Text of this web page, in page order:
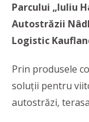
Parcului „Iuliu
Autostrăzii
Logistic
Prin produsele
soluții pentru
autostrăzi,